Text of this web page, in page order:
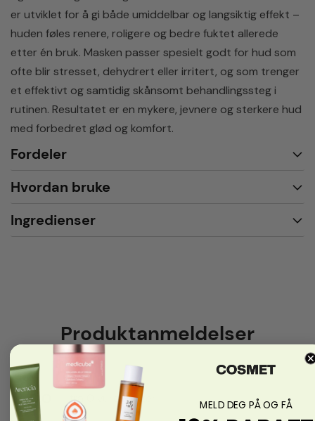
er utviklet for å gi både umiddelbar og langsiktig effekt –
huden føles renere, roligere og bedre fuktet allerede
etter én bruk. Masken passer spesielt godt for hud som
ofte blir stresset, dehydrert eller irritert, og som trenger
et effektivt og samtidig skånsomt behandlingssteg i
rutinen. Resultatet er en mykere, jevnere og sterkere hud
med forbedret glød og komfort.
Fordeler
Hvordan bruke
Ingredienser
Produktanmeldelser
0.0 fra 0 vurderinger MELD DEG PÅ OG FÅ